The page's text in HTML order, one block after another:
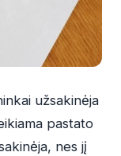
užsakinėja
pastato
nes jį